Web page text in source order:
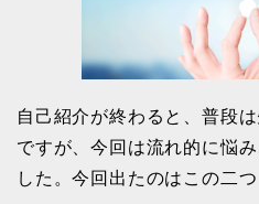
自己紹介が終わると、普段
ですが、今回は流れ的に悩
した。今回出たのはこの二つ